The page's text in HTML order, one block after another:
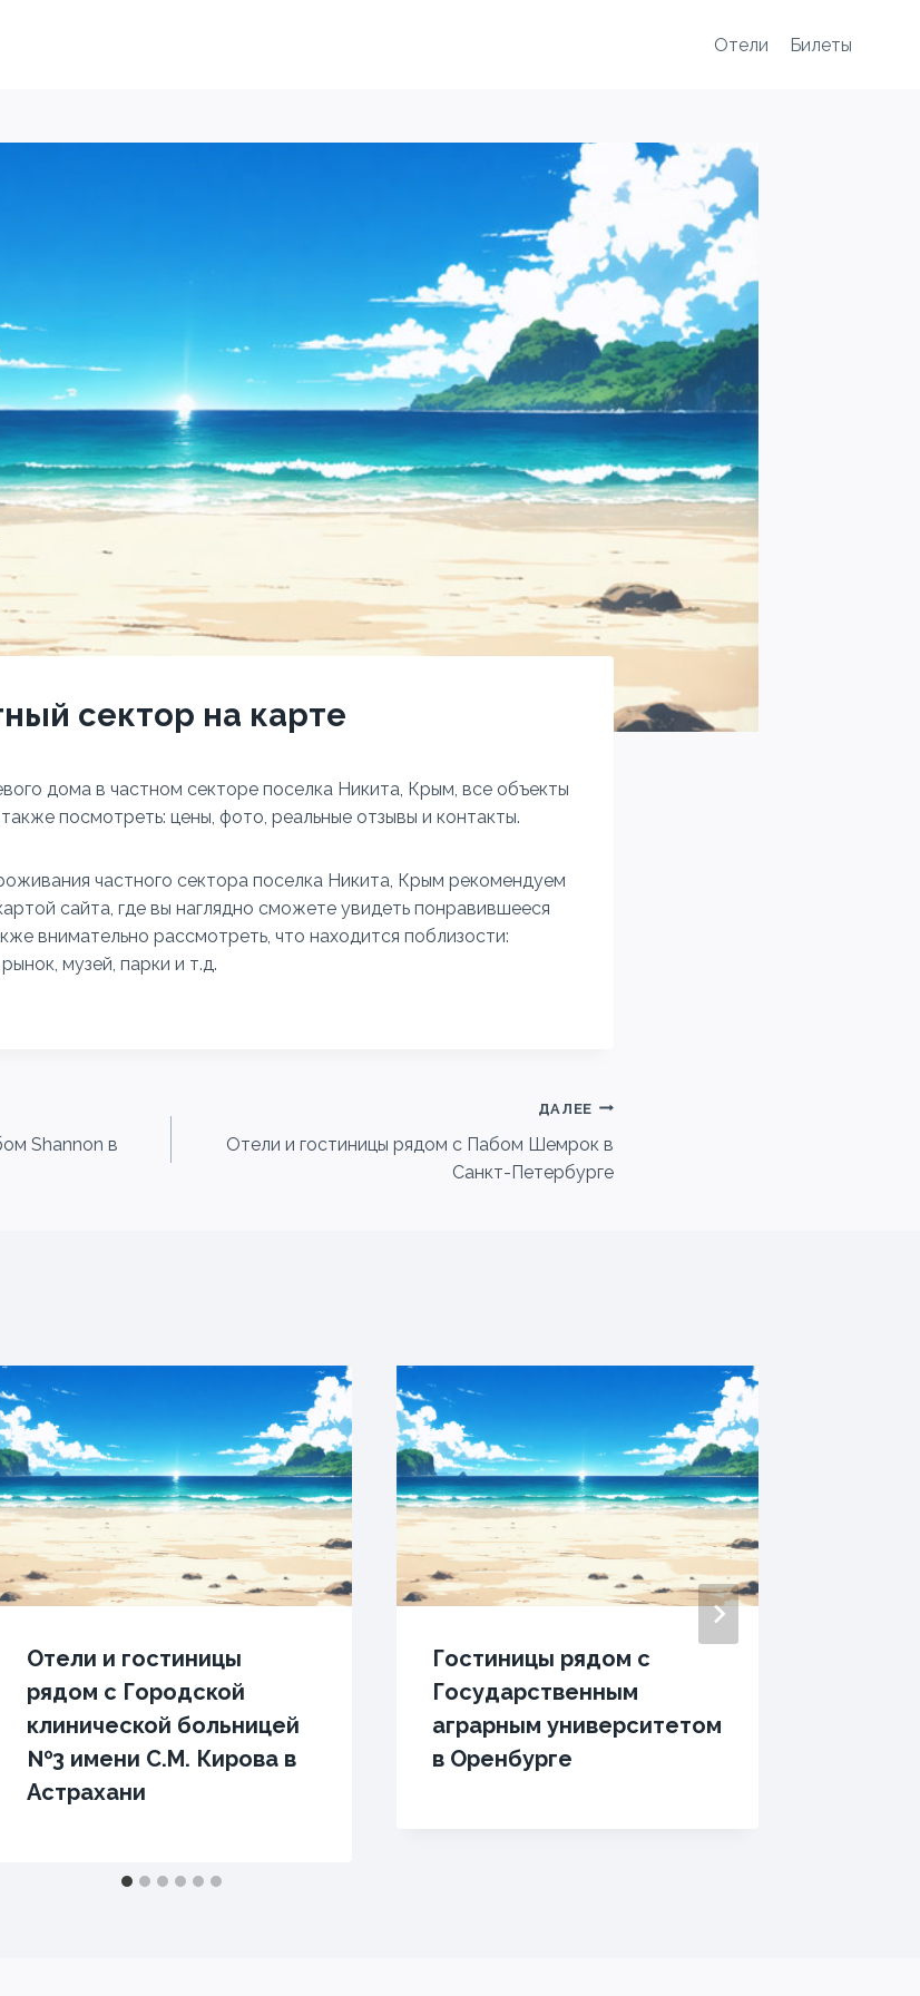
Отели Билеты
сектор на карте
дома в частном секторе поселка Никита, Крым, все объекты
посмотреть: цены, фото, реальные отзывы и контакты.
частного сектора поселка Никита, Крым рекомендуем
сайта, где вы наглядно сможете увидеть понравившееся
внимательно рассмотреть, что находится поблизости:
музей, парки и т.д.
Shannon в
ДАЛЕЕ
Отели и гостиницы рядом с Пабом Шемрок в
Санкт-Петербурге
Отели и гостиницы
рядом с Городской
клинической больницей
№3 имени С.М. Кирова в
Астрахани
Гостиницы рядом с
Государственным
аграрным университетом
в Оренбурге